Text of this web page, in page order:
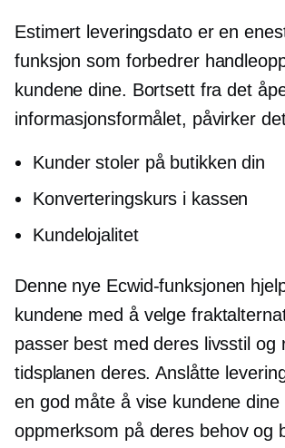
Estimert leveringsdato er en
funksjon som forbedrer
kundene dine. Bortsett fra det
informasjonsformålet, påvirker
Kunder stoler på butikken din
Konverteringskurs i kassen
Kundelojalitet
Denne nye Ecwid-funksjonen
kundene med å velge
passer best med deres livsstil og
tidsplanen deres. Anslåtte
en god måte å vise kundene
oppmerksom på deres behov og